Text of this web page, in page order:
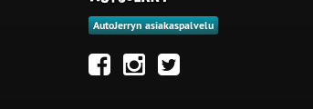
AutoJerryn asiakaspalvelu